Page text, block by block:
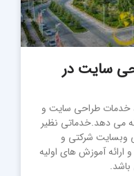
سایت در
خدمات طراحی سایت و
می دهد.خدماتی نظیر
وبسایت شرکتی و
آموزش های اولیه